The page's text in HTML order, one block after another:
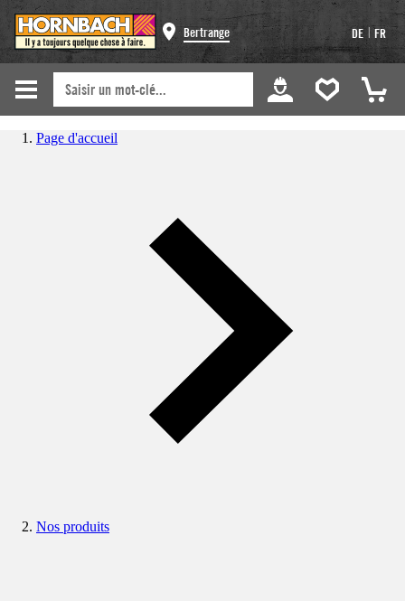
Bertrange DE | FR
Page d'accueil
Nos produits